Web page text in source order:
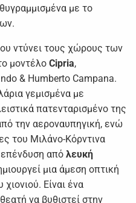
με το
ντύνει τους χώρους των
μοντέλο Cipria,
& Humberto Campana.
γεμισμένα με
πατενταρισμένο της
την αεροναυπηγική, ενώ
του Μιλάνο-Κόρντινα
επένδυση από λευκή
μια άμεση οπτική
Είναι ένα
να βυθιστεί στην